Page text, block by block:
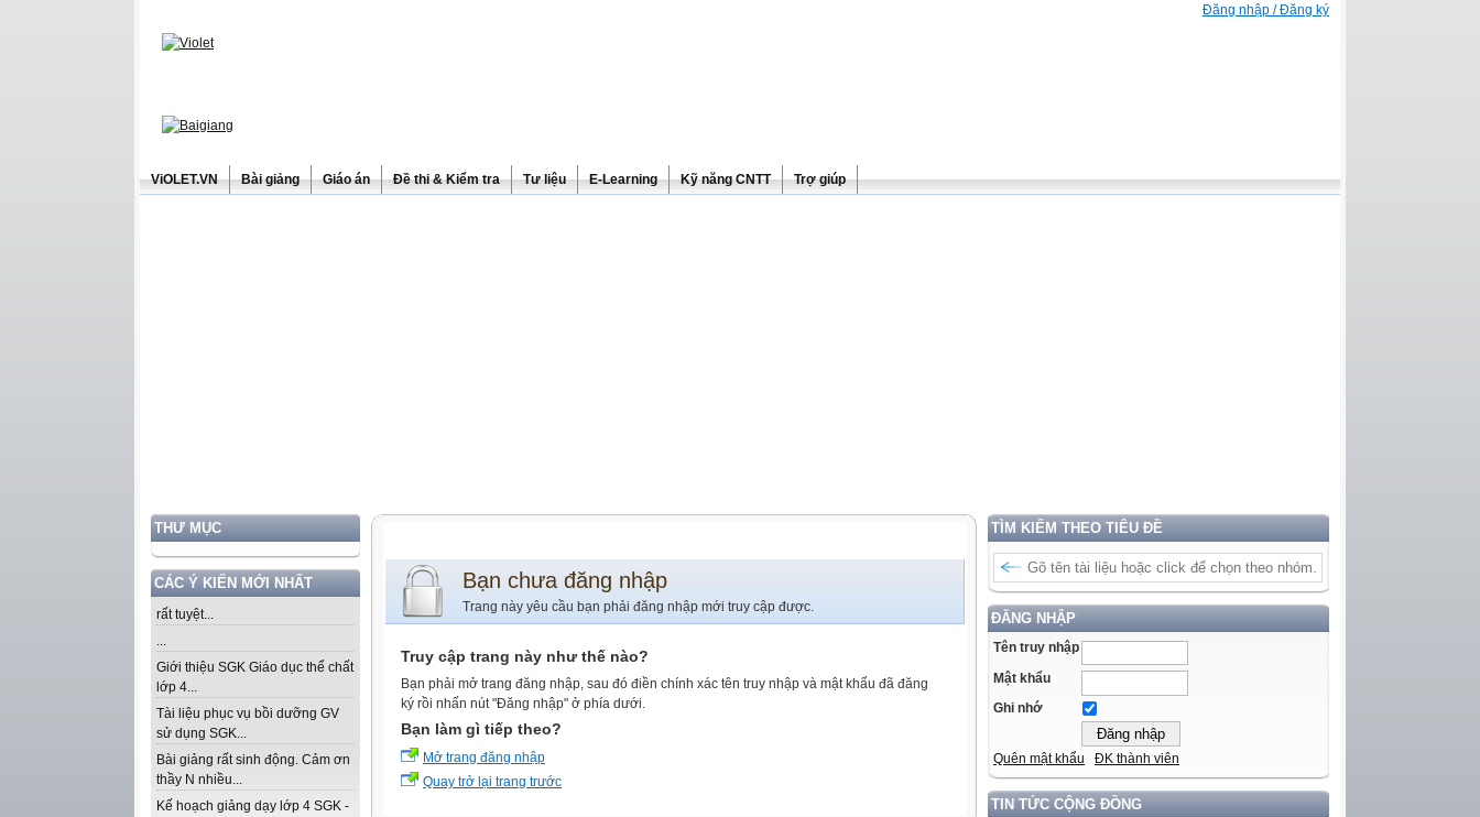
Đăng nhập / Đăng ký
ViOLET.VN Bài giảng Giáo án Đề thi & Kiểm tra Tư liệu E-Learning Kỹ năng CNTT Trợ giúp
THƯ MỤC
CÁC Ý KIẾN MỚI NHẤT
rất tuyệt...
...
Giới thiệu SGK Giáo dục thể chất
lớp 4...
Tài liệu phục vụ bồi dưỡng GV
sử dụng SGK...
Bài giảng rất sinh động. Cảm ơn
thầy N nhiều...
Kế hoạch giảng dạy lớp 4 SGK -
TÌM KIẾM THEO TIÊU ĐỀ
ĐĂNG NHẬP
Tên truy nhập
Mật khẩu
Ghi nhớ
Quên mật khẩu ĐK thành viên
TIN TỨC CỘNG ĐỒNG
Bạn chưa đăng nhập
Trang này yêu cầu bạn phải đăng nhập mới truy cập được.
Truy cập trang này như thế nào?
Bạn phải mở trang đăng nhập, sau đó điền chính xác tên truy nhập và mật khẩu đã đăng
ký rồi nhấn nút "Đăng nhập" ở phía dưới.
Bạn làm gì tiếp theo?
Mở trang đăng nhập
Quay trở lại trang trước